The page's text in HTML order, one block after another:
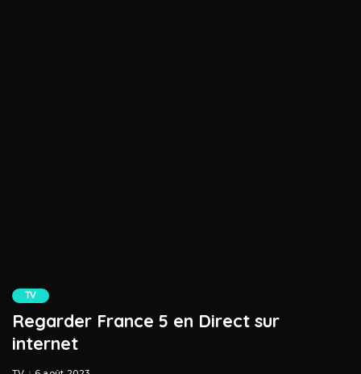
TV
Regarder France 5 en Direct sur
internet